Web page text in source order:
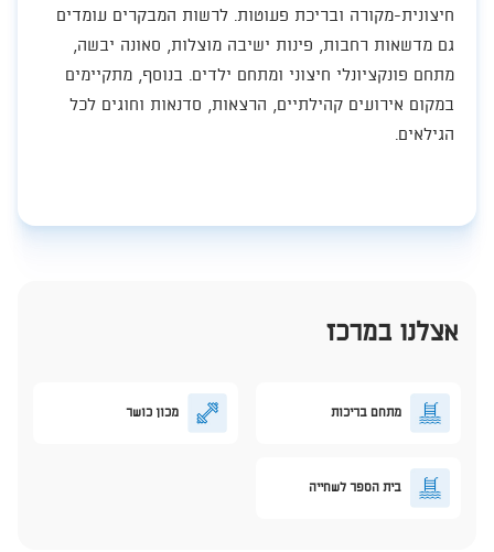
חיצונית-מקורה ובריכת פעוטות. לרשות המבקרים עומדים
גם מדשאות רחבות, פינות ישיבה מוצלות, סאונה יבשה,
מתחם פונקציונלי חיצוני ומתחם ילדים. בנוסף, מתקיימים
במקום אירועים קהילתיים, הרצאות, סדנאות וחוגים לכל
הגילאים.​
אצלנו במרכז
מתחם בריכות מכון כושר
בית הספר לשחייה